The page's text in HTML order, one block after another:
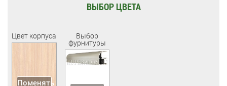
ВЫБОР ЦВЕТА
Цвет корпуса
Поменять
Выбор
фурнитуры